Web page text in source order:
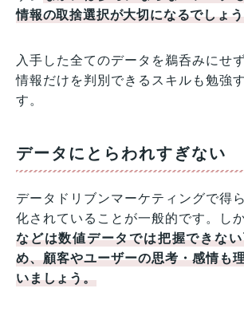
情報の取捨選択が大切になるでしょ
入手した全てのデータを鵜呑みにせ
情報だけを判別できるスキルも勉強
す。
データにとらわれすぎない
データドリブンマーケティングで得
化されていることが一般的です。し
などは数値データでは把握できな
め、顧客やユーザーの思考・感情も
いましょう。